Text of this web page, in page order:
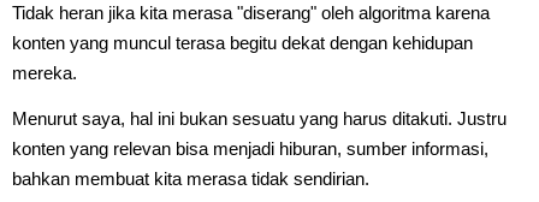
Tidak heran jika kita merasa "diserang" oleh algoritma karena
konten yang muncul terasa begitu dekat dengan kehidupan
mereka.
Menurut saya, hal ini bukan sesuatu yang harus ditakuti. Justru
konten yang relevan bisa menjadi hiburan, sumber informasi,
bahkan membuat kita merasa tidak sendirian.